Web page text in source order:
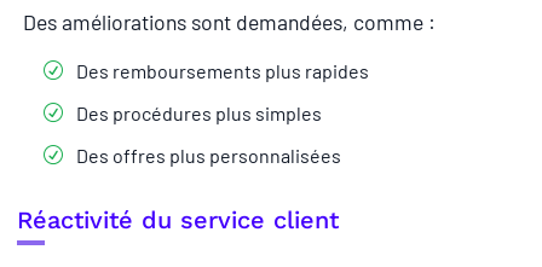
Des améliorations sont demandées, comme :
Des remboursements plus rapides
Des procédures plus simples
Des offres plus personnalisées
Réactivité du service client